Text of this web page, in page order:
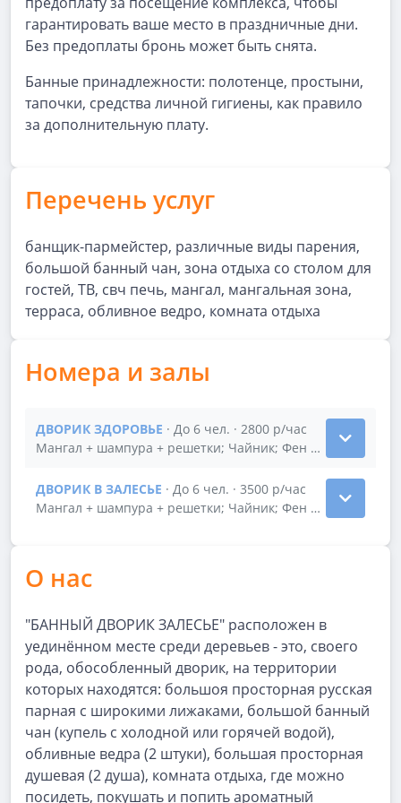
гарантировать ваше место в праздничные дни.
Без предоплаты бронь может быть снята.
Банные принадлежности: полотенце, простыни,
тапочки, средства личной гигиены, как правило
за дополнительную плату.
Перечень услуг
банщик-пармейстер, различные виды парения,
большой банный чан, зона отдыха со столом для
гостей, ТВ, свч печь, мангал, мангальная зона,
терраса, обливное ведро, комната отдыха
Номера и залы
ДВОРИК ЗДОРОВЬЕ · До 6 чел. · 2800 р/час
Мангал + шампура + решетки; Чайник; Фен для волос;
Показать подробности зала ДВОРИК ЗДОРОВЬЕ
ДВОРИК В ЗАЛЕСЬЕ · До 6 чел. · 3500 р/час
Мангал + шампура + решетки; Чайник; Фен для волос;
Показать подробности зала ДВОРИК В ЗАЛЕСЬЕ
О нас
"БАННЫЙ ДВОРИК ЗАЛЕСЬЕ" расположен в
уединённом месте среди деревьев - это, своего
рода, обособленный дворик, на территории
которых находятся: большоя просторная русская
парная с широкими лижаками, большой банный
чан (купель с холодной или горячей водой),
обливные ведра (2 штуки), большая просторная
душевая (2 душа), комната отдыха, где можно
посидеть, покушать и попить ароматный